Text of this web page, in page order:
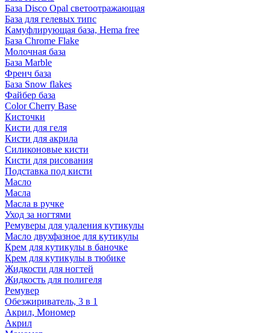
База Disco Opal светоотражающая
База для гелевых типс
Камуфлирующая база, Hema free
База Chrome Flake
Молочная база
База Marble
Френч база
База Snow flakes
Файбер база
Color Cherry Base
Кисточки
Кисти для геля
Кисти для акрила
Силиконовые кисти
Кисти для рисования
Подставка под кисти
Масло
Масла
Масла в ручке
Уход за ногтями
Ремуверы для удаления кутикулы
Масло двухфазное для кутикулы
Крем для кутикулы в баночке
Крем для кутикулы в тюбике
Жидкости для ногтей
Жидкость для полигеля
Ремувер
Обезжириватель, 3 в 1
Акрил, Мономер
Акрил